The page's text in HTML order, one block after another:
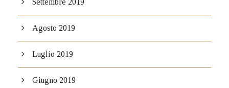
Agosto 2019
Luglio 2019
Giugno 2019